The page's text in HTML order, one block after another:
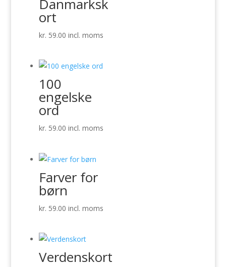
Danmarksk
ort
kr. 59.00 incl. moms
100
engelske
ord
kr. 59.00 incl. moms
Farver for
børn
kr. 59.00 incl. moms
Verdenskort